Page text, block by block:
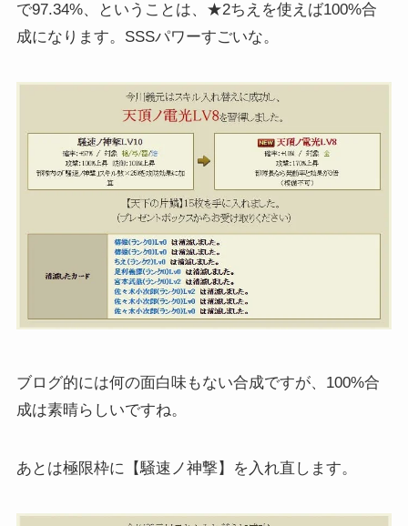
で97.34%、ということは、★2ちえを使えば100%合
成になります。SSSパワーすごいな。
ブログ的には何の面白味もない合成ですが、100%合
成は素晴らしいですね。
あとは極限枠に【騒速ノ神撃】を入れ直します。